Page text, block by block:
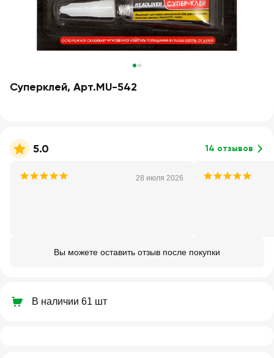
Суперклей, Арт.MU-542
5.0 14 отзывов
28 июля 2026
Вы можете оставить отзыв после покупки
В наличии 61 шт